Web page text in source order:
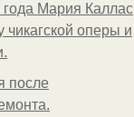
Мария Каллас
оперы и
после